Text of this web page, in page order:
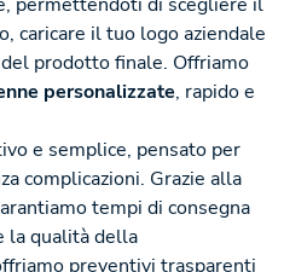
caricare il tuo logo aziendale
prodotto finale. Offriamo
personalizzate, rapido e
e semplice, pensato per
complicazioni. Grazie alla
tempi di consegna
la qualità della
preventivi trasparenti